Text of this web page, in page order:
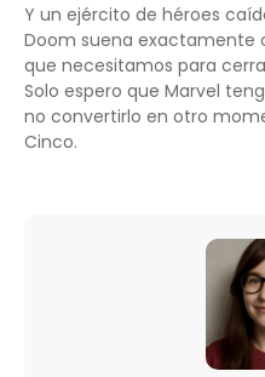
Y un ejército de héroes
Doom suena exactamente
que necesitamos para
Solo espero que Marvel
no convertirlo en otro
Cinco.